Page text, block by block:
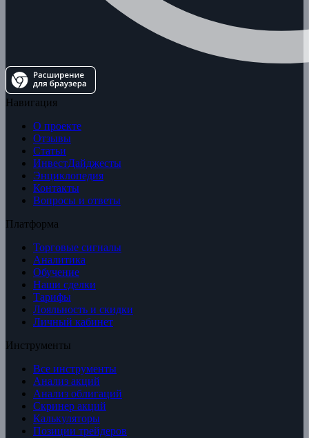
Навигация
О проекте
Отзывы
Статьи
ИнвестДайджесты
Энциклопедия
Контакты
Вопросы и ответы
Платформа
Торговые сигналы
Аналитика
Обучение
Наши сделки
Тарифы
Лояльность и скидки
Личный кабинет
Инструменты
Все инструменты
Анализ акций
Анализ облигаций
Скринер акций
Калькуляторы
Позиции трейдеров